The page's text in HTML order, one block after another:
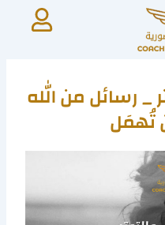
_ رسائل من الله
تُهمَل